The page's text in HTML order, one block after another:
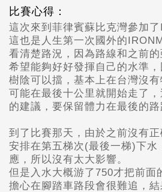
比賽心得：
這次來到菲律賓蘇比克灣參加了
這也是人生第一次國 外的
看清楚路況，因為路線和之前
希望能夠好好發揮自己的水準，
樹陰可以擋，基本上在台灣沒
可能在最後十公里就開始走了，
的建議， 要保留體力在最後的路
到了比賽那天， 由於之前沒有
安排在第五梯次(最後一梯)下水
應，所以沒有太大影響。
但是入水大概游了750才把前面
擔心在腳踏車路段會很難追，